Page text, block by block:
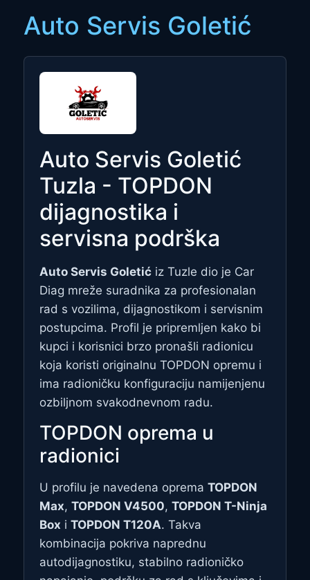
Auto Servis Goletić
Auto Servis Goletić
Tuzla - TOPDON
dijagnostika i
servisna podrška
Auto Servis Goletić iz Tuzle dio je Car
Diag mreže suradnika za profesionalan
rad s vozilima, dijagnostikom i servisnim
postupcima. Profil je pripremljen kako bi
kupci i korisnici brzo pronašli radionicu
koja koristi originalnu TOPDON opremu i
ima radioničku konfiguraciju namijenjenu
ozbiljnom svakodnevnom radu.
TOPDON oprema u
radionici
U profilu je navedena oprema TOPDON
Max, TOPDON V4500, TOPDON T-Ninja
Box i TOPDON T120A. Takva
kombinacija pokriva naprednu
autodijagnostiku, stabilno radioničko